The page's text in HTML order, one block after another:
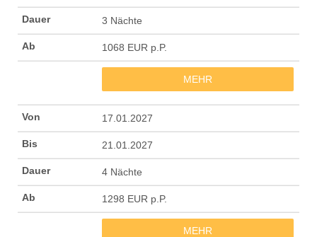
3 Nächte
1068 EUR p.P.
MEHR
17.01.2027
21.01.2027
4 Nächte
1298 EUR p.P.
MEHR